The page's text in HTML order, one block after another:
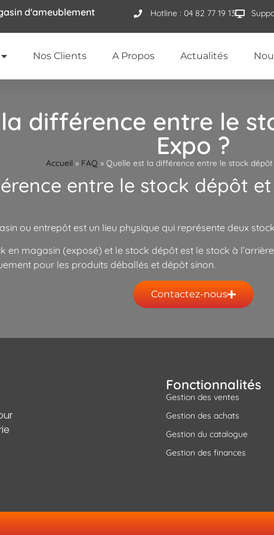
d'ameublement Hotline : 04 82 77 19 13
Nos Clients A Propos Actualités
différence entre le
Expo ?
Accueil » FAQ » Quelle est la différence entre le stock
entre le stock dépôt
ou entrepôt est un lieu physique qui représente deux
en magasin (exposé) et le stock dépôt est le stock à
pour les produits déballés et dépôt sinon.
Contactez-nous
Fonctionnalités
Gestion des ventes
Gestion des achats
Gestion du catalogue
Gestion des finances